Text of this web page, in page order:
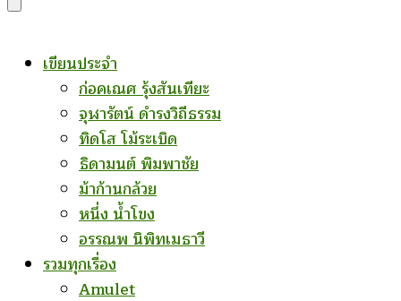
เขียนประจำ
ก่อคเณศ รุ้งสันเทียะ
จุฬารัตน์ ดำรงวิถีธรรม
ทิดโส โม้ระเบิด
ธิดามนต์ พิมพาชัย
ม้าก้านกล้วย
หนึ่ง น้ำโขง
อรรณพ นิพิทเมธาวี
รวมทุกเรื่อง
Amulet